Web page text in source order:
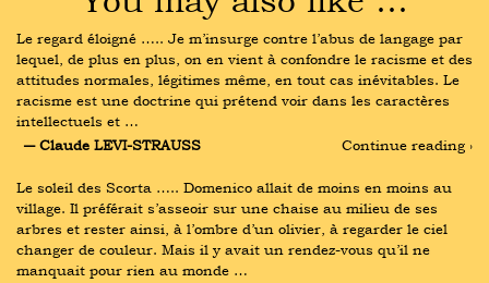
Le regard éloigné ….. Je m’insurge contre l’abus de langage par
lequel, de plus en plus, on en vient à confondre le racisme et des
attitudes normales, légitimes même, en tout cas inévitables. Le
racisme est une doctrine qui prétend voir dans les caractères
intellectuels et …
― Claude LEVI-STRAUSS
Continue reading ›
Le soleil des Scorta ….. Domenico allait de moins en moins au
village. Il préférait s’asseoir sur une chaise au milieu de ses
arbres et rester ainsi, à l’ombre d’un olivier, à regarder le ciel
changer de couleur. Mais il y avait un rendez-vous qu’il ne
manquait pour rien au monde …